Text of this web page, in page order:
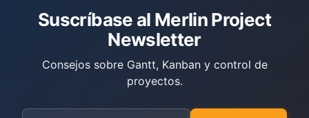
Suscríbase al Merlin Project
Newsletter
Consejos sobre Gantt, Kanban y control de
proyectos.